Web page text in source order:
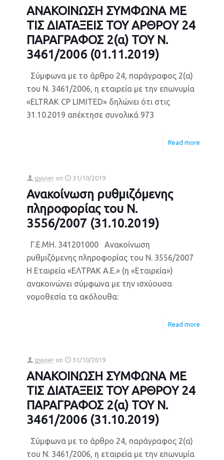
ΑΝΑΚΟΙΝΩΣΗ ΣΥΜΦΩΝΑ ΜΕ
ΤΙΣ ΔΙΑΤΑΞΕΙΣ ΤΟΥ ΑΡΘΡΟY 24
ΠΑΡΑΓΡΑΦΟΣ 2(α) ΤΟΥ Ν.
3461/2006 (01.11.2019)
Σύμφωνα με το άρθρο 24, παράγραφος 2(α)
του Ν. 3461/2006, η εταιρεία με την επωνυμία
«ELTRAK CP LIMITED» δηλώνει ότι στις
31.10.2019 απέκτησε συνολικά 973
Read more
gyuser on 31/10/2019
Ανακοίνωση ρυθμιζόμενης
πληροφορίας του Ν.
3556/2007 (31.10.2019)
Γ.Ε.ΜΗ. 341201000 Ανακοίνωση
ρυθμιζόμενης πληροφορίας του Ν. 3556/2007
Η Εταιρεία «ΕΛΤΡΑΚ Α.Ε.» (η «Εταιρεία»)
ανακοινώνει σύμφωνα με την ισχύουσα
νομοθεσία τα ακόλουθα:
Read more
gyuser on 31/10/2019
ΑΝΑΚΟΙΝΩΣΗ ΣΥΜΦΩΝΑ ΜΕ
ΤΙΣ ΔΙΑΤΑΞΕΙΣ ΤΟΥ ΑΡΘΡΟY 24
ΠΑΡΑΓΡΑΦΟΣ 2(α) ΤΟΥ Ν.
3461/2006 (31.10.2019)
Σύμφωνα με το άρθρο 24, παράγραφος 2(α)
του Ν. 3461/2006, η εταιρεία με την επωνυμία